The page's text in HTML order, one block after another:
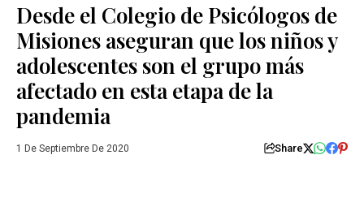
Desde el Colegio de Psicólogos de
Misiones aseguran que los niños y
adolescentes son el grupo más
afectado en esta etapa de la
pandemia
1 De Septiembre De 2020 Share